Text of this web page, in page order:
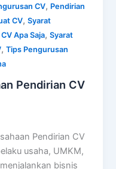
CV, Pendirian
CV,Syarat
Apa Saja,Syarat
,Tips Pengurusan
Pendirian CV
Pendirian CV
usaha, UMKM,
bisnis